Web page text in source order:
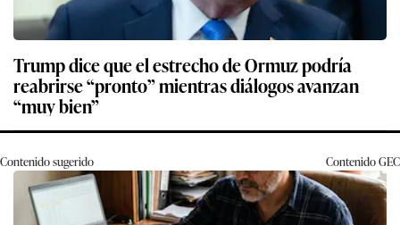
Trump dice que el estrecho de Ormuz podría
reabrirse “pronto” mientras diálogos avanzan
“muy bien”
Contenido sugerido ContenidoGEC